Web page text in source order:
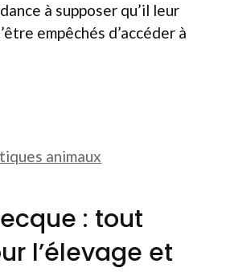
à supposer qu’il leur
empêchés d’accéder à
animaux
: tout
l’élevage et